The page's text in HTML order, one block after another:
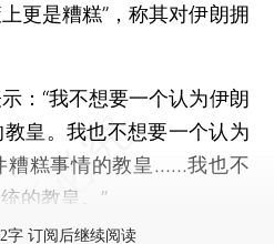
更是糟糕”，称其对伊朗拥
“我不想要一个认为伊朗
皇。我也不想要一个认为
糟糕事情的教皇……我也不
的教皇。”
字 订阅后继续阅读